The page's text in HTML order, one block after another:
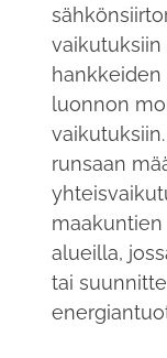
vaikutuksiin
hankkeiden
luonnon
runsaan
alueilla,
tai